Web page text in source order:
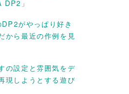
DP2」
がやっぱり好き
から最近の作例を見
の設定と雰囲気をデ
現しようとする遊び